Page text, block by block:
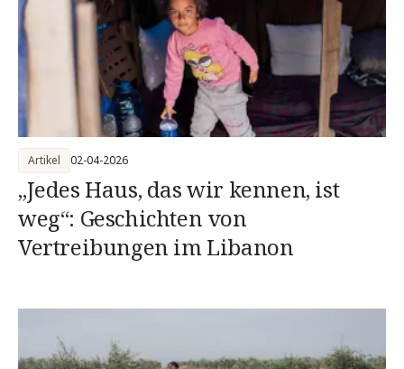
„Jedes Haus, das wir kennen, ist
weg“: Geschichten von
Vertreibungen im Libanon
Artikel 02-04-2026